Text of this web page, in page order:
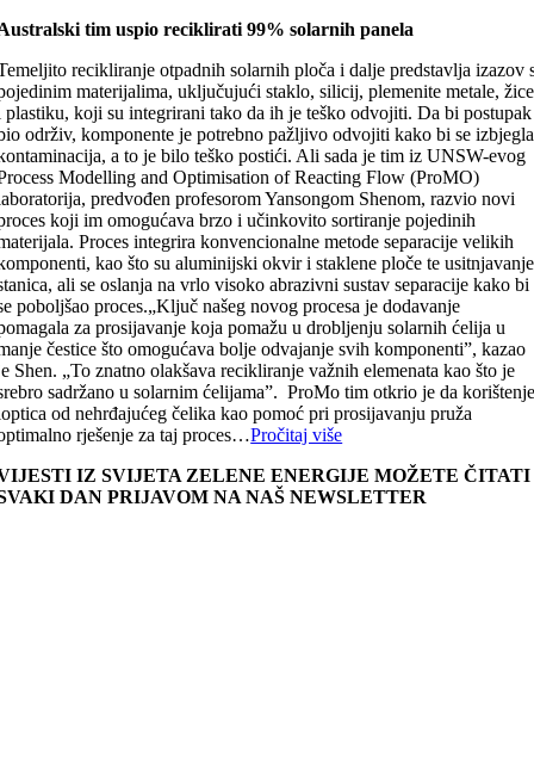
tim uspio reciklirati 99% solarnih panela
recikliranje otpadnih solarnih ploča i dalje predstavlja izazov
materijalima, uključujući staklo, silicij, plemenite metale, žice
plastiku, koji su integrirani tako da ih je teško odvojiti. Da bi postupak
održiv, komponente je potrebno pažljivo odvojiti kako bi se izbjegla
a to je bilo teško postići. Ali sada je tim iz UNSW-evog
Modelling and Optimisation of Reacting Flow (ProMO)
predvođen profesorom Yansongom Shenom, razvio novi
koji im omogućava brzo i učinkovito sortiranje pojedinih
Proces integrira konvencionalne metode separacije velikih
kao što su aluminijski okvir i staklene ploče te usitnjavanje
ali se oslanja na vrlo visoko abrazivni sustav separacije kako bi
poboljšao proces.„Ključ našeg novog procesa je dodavanje
za prosijavanje koja pomažu u drobljenju solarnih ćelija u
čestice što omogućava bolje odvajanje svih komponenti”, kazao
Shen. „To znatno olakšava recikliranje važnih elemenata kao što je
sadržano u solarnim ćelijama”. ProMo tim otkrio je da
od nehrđajućeg čelika kao pomoć pri prosijavanju pruža
rješenje za taj proces…Pročitaj više
IZ SVIJETA ZELENE ENERGIJE MOŽETE ČITATI
DAN PRIJAVOM NA NAŠ NEWSLETTER